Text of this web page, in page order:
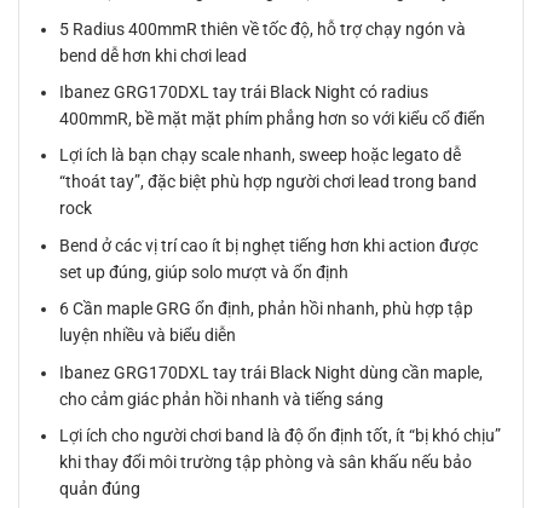
5 Radius 400mmR thiên về tốc độ, hỗ trợ chạy ngón và
bend dễ hơn khi chơi lead
Ibanez GRG170DXL tay trái Black Night có radius
400mmR, bề mặt mặt phím phẳng hơn so với kiểu cổ điển
Lợi ích là bạn chạy scale nhanh, sweep hoặc legato dễ
“thoát tay”, đặc biệt phù hợp người chơi lead trong band
rock
Bend ở các vị trí cao ít bị nghẹt tiếng hơn khi action được
set up đúng, giúp solo mượt và ổn định
6 Cần maple GRG ổn định, phản hồi nhanh, phù hợp tập
luyện nhiều và biểu diễn
Ibanez GRG170DXL tay trái Black Night dùng cần maple,
cho cảm giác phản hồi nhanh và tiếng sáng
Lợi ích cho người chơi band là độ ổn định tốt, ít “bị khó chịu”
khi thay đổi môi trường tập phòng và sân khấu nếu bảo
quản đúng